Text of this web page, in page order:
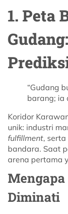
1. Peta
“Gudang
barang; ia
Koridor
unik: industri
fulfillment,
bandara. Saat
arena pertama
Diminati